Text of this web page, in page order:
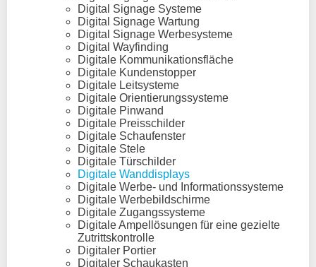
Digital Signage Systeme
Digital Signage Wartung
Digital Signage Werbesysteme
Digital Wayfinding
Digitale Kommunikationsfläche
Digitale Kundenstopper
Digitale Leitsysteme
Digitale Orientierungssysteme
Digitale Pinwand
Digitale Preisschilder
Digitale Schaufenster
Digitale Stele
Digitale Türschilder
Digitale Wanddisplays
Digitale Werbe- und Informationssysteme
Digitale Werbebildschirme
Digitale Zugangssysteme
Digitale Ampellösungen für eine gezielte
Zutrittskontrolle
Digitaler Portier
Digitaler Schaukasten